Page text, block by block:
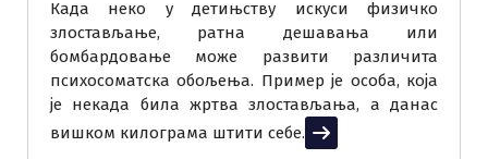
Када неко у детињству искуси физичко
злостављање, ратна дешавања или
бомбардовање може развити различита
психосоматска обољења. Пример је особа, која
је некада била жртва злостављања, а данас
вишком килограма штити себе. Прочитај више